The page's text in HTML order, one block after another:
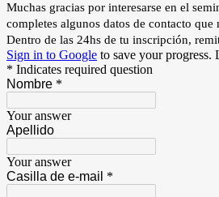
Muchas gracias por interesarse en el
completes algunos datos de contacto
Dentro de las 24hs de tu inscripción,
Sign in to Google to save your progress.
* Indicates required question
Nombre *
Your answer
Apellido
Your answer
Casilla de e-mail *